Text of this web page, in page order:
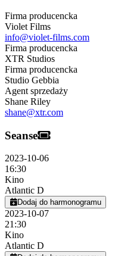
Firma producencka
Violet Films
info@violet-films.com
Firma producencka
XTR Studios
Firma producencka
Studio Gebbia
Agent sprzedaży
Shane Riley
shane@xtr.com
Seanse
2023-10-06
16:30
Kino
Atlantic D
Dodaj do harmonogramu
2023-10-07
21:30
Kino
Atlantic D